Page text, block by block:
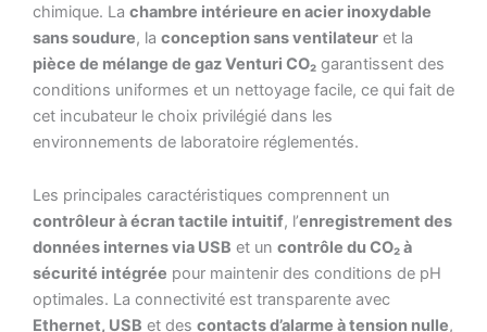
chimique. La chambre intérieure en acier inoxydable
sans soudure, la conception sans ventilateur et la
pièce de mélange de gaz Venturi CO₂ garantissent des
conditions uniformes et un nettoyage facile, ce qui fait de
cet incubateur le choix privilégié dans les
environnements de laboratoire réglementés.
Les principales caractéristiques comprennent un
contrôleur à écran tactile intuitif, l’enregistrement des
données internes via USB et un contrôle du CO₂ à
sécurité intégrée pour maintenir des conditions de pH
optimales. La connectivité est transparente avec
Ethernet, USB et des contacts d’alarme à tension nulle,